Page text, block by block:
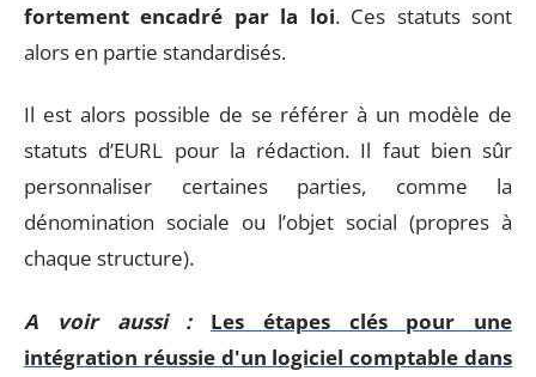
fortement encadré par la loi. Ces statuts sont
alors en partie standardisés.
Il est alors possible de se référer à un modèle de
statuts d’EURL pour la rédaction. Il faut bien sûr
personnaliser certaines parties, comme la
dénomination sociale ou l’objet social (propres à
chaque structure).
A voir aussi :
Les étapes clés pour une
intégration réussie d'un logiciel comptable dans